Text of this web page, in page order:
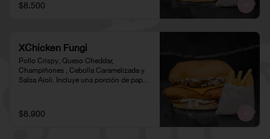
$8.500
XChicken Fungi
Pollo Crispy, Queso Cheddar,
Champiñones , Cebolla Caramelizada y
Salsa Aioli. Incluye una porción de papas
$8.900